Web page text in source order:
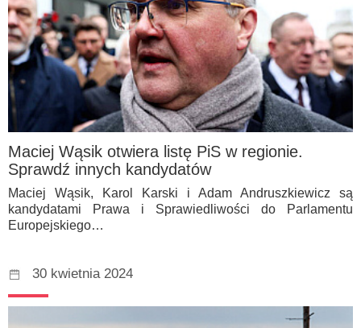
Maciej Wąsik otwiera listę PiS w regionie.
Sprawdź innych kandydatów
Maciej Wąsik, Karol Karski i Adam Andruszkiewicz są
kandydatami Prawa i Sprawiedliwości do Parlamentu
Europejskiego…
30 kwietnia 2024